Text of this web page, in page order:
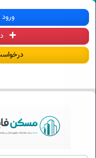
مسکن فایل |
مسکن
فایل